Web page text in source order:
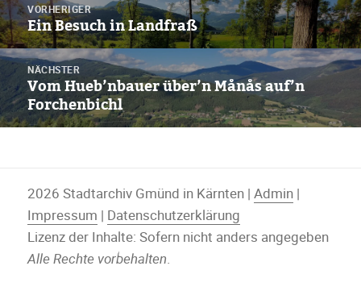
VORHERIGER
Vorheriger
Beitrag:
Ein Besuch in Landfraß
NÄCHSTER
Nächster
Beitrag:
Vom Hueb’nbauer über’n Månås auf’n
Forchenbichl
2026 Stadtarchiv Gmünd in Kärnten |Admin |
Impressum | Datenschutzerklärung
Lizenz der Inhalte: Sofern nicht anders angegeben
Alle Rechte vorbehalten.